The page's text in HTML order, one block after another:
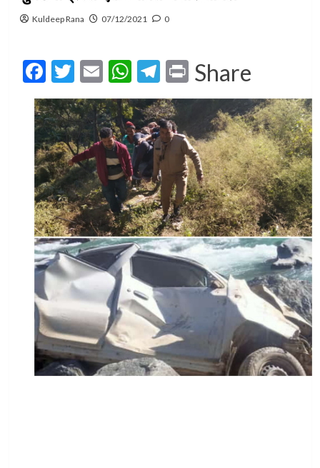
Kuldeep Rana 07/12/2021 0
Facebook
Twitter
EmailWhatsApp
Telegram
Print
Share